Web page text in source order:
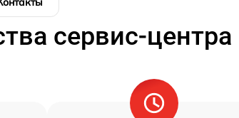
сервис-центра